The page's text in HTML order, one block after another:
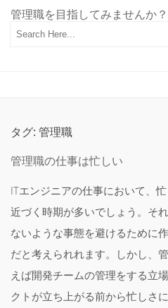
content
管理職を目指してみませんか？
タグ: 管理職
管理職の仕事は忙しい
ITエンジニアの仕事において、
近づく時期が多いでしょう。そ
ないような事態を避けるために
だと考えられれます。しかし、
えば開発チームの管理をする立
クトが立ち上がる前から忙しさ